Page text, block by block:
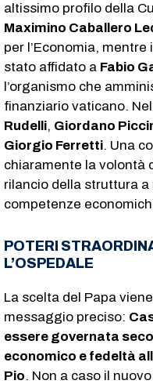
altissimo profilo della
Maximino Caballero
per l’Economia,
stato affidato a Fabio
l’organismo che
finanziario vaticano.
Rudelli, Giordano
Giorgio Ferretti. Una
chiaramente la volontà
rilancio della struttura
competenze
POTERI
L’OSPEDALE
La scelta del Papa
messaggio preciso:
essere governata
economico e fedeltà
Pio. Non a caso il